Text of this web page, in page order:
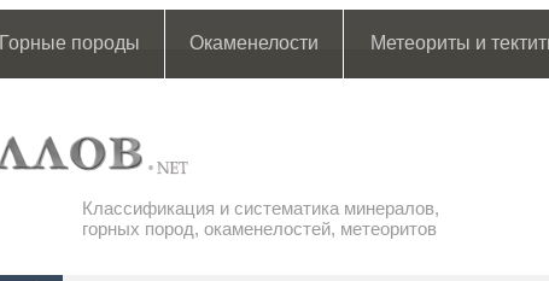
Горные породы Окаменелости Метеориты и
Классификация и систематика минералов,
горных пород, окаменелостей, метеоритов